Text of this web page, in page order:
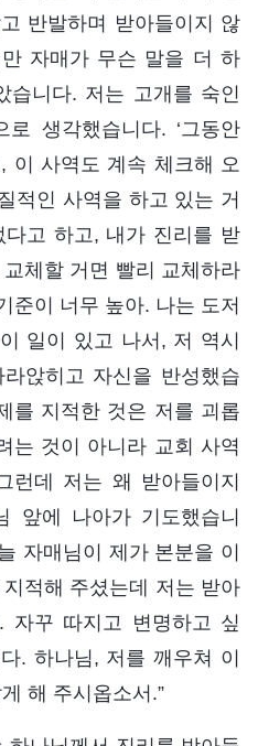
반발하며 받아들이지 않
자매가 무슨 말을 더 하
습니다. 저는 고개를 숙인
생각했습니다. ‘그동안
이 사역도 계속 체크해 오
적인 사역을 하고 있는 거
고 하고, 내가 진리를 받
체할 거면 빨리 교체하라
준이 너무 높아. 나는 도저
일이 있고 나서, 저 역시
앉히고 자신을 반성했습
를 지적한 것은 저를 괴롭
는 것이 아니라 교회 사역
런데 저는 왜 받아들이지
앞에 나아가 기도했습니
자매님이 제가 본분을 이
적해 주셨는데 저는 받아
자꾸 따지고 변명하고 싶
. 하나님, 저를 깨우쳐 이
해 주시옵소서.”